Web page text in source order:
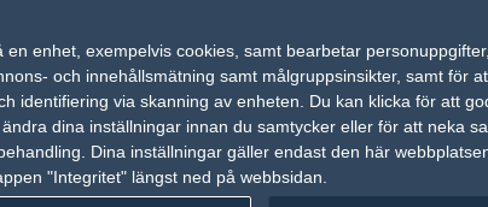
enhet, exempelvis cookies, samt bearbetar
och innehållsmätning samt målgruppsinsikter, samt för
identifiering via skanning av enheten. Du kan klicka för att
dina inställningar innan du samtycker eller för att neka
Dina inställningar gäller endast den här
"Integritet" längst ned på webbsidan.
Fragbite använder cookies för att spara användarspecifik
omröstningar och för att föra statistik. För att slippa
besöka Fragbite. Den här textraden finns här på grund av
Annonsering
Är du intresserad av att annonsera på Fragbite,